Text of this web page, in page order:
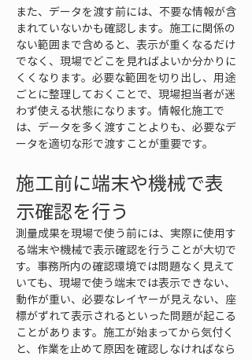
また、データを渡す前には、不要な情報が含
まれていないかも確認します。施工に関係の
ない範囲まで含めると、表示が重くなるだけ
でなく、現場でどこを見ればよいか分かりに
くくなります。必要な範囲を切り出し、用途
ごとに整理しておくことで、現場担当者が迷
わず使える状態になります。情報化施工で
は、データを多く渡すことよりも、必要なデ
ータを適切な形で渡すことが重要です。
施工前に端末や機械で表
示確認を行う
測量成果を現場で使う前には、実際に使用す
る端末や機械で表示確認を行うことが大切で
す。事務所内の確認環境では問題なく見えて
いても、現場で使う端末では表示できない、
動作が重い、必要なレイヤーが見えない、座
標がずれて表示されるといった問題が起こる
ことがあります。施工が始まってから気付く
と、作業を止めて原因を確認しなければなら